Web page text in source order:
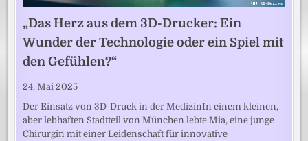
„Das Herz aus dem 3D-Drucker: Ein
Wunder der Technologie oder ein Spiel mit
den Gefühlen?“
24. Mai 2025
Der Einsatz von 3D-Druck in der MedizinIn einem kleinen,
aber lebhaften Stadtteil von München lebte Mia, eine junge
Chirurgin mit einer Leidenschaft für innovative